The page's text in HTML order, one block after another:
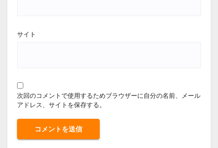
サイト
次回のコメントで使用するためブラウザーに自分の名前、メール
アドレス、サイトを保存する。